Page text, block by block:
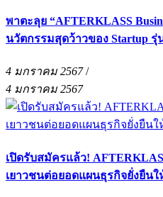
พาตะลุย “AFTERKLASS
นวัตกรรมสุดว้าวของ Startup รุ่
4 มกราคม 2567/
4 มกราคม 2567
เปิดรับสมัครแล้ว!
เยาวชนต่อยอดแผนธุรกิจยั่งยืนใ